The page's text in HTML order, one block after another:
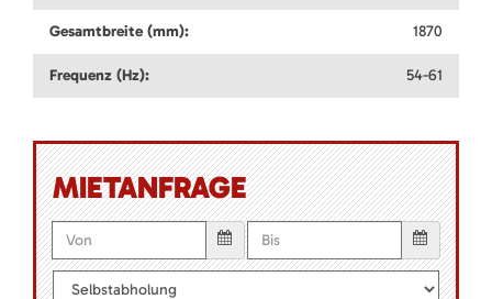
Gesamtbreite (mm): 1870
Frequenz (Hz): 54-61
MIETANFRAGE